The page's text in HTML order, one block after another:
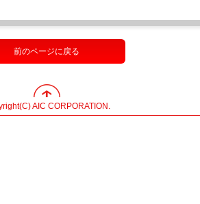
前のページに戻る
AIC CORPORATION.